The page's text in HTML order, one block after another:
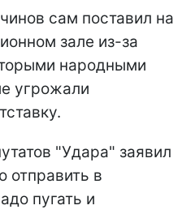
сам поставил на
зале из-за
народными
угрожали
"Удара" заявил
отправить в
пугать и